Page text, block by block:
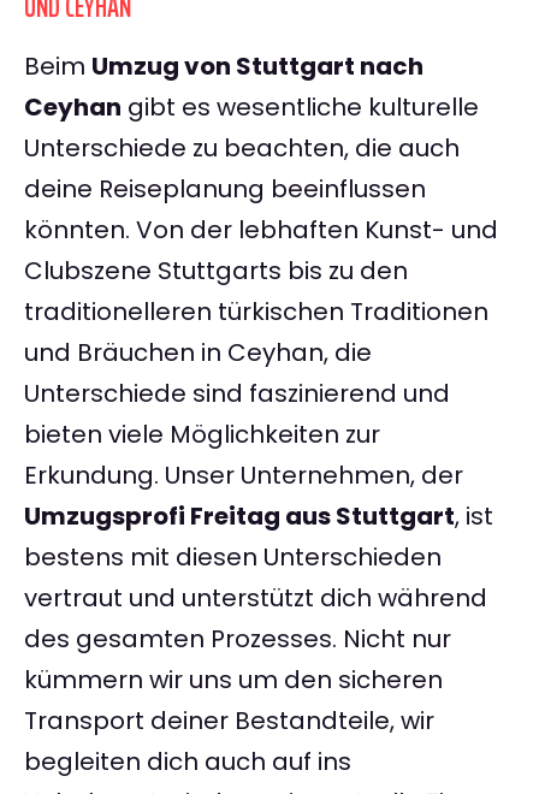
Beim Umzug von Stuttgart nach
Ceyhan gibt es wesentliche kulturelle
Unterschiede zu beachten, die auch
deine Reiseplanung beeinflussen
könnten. Von der lebhaften Kunst- und
Clubszene Stuttgarts bis zu den
traditionelleren türkischen Traditionen
und Bräuchen in Ceyhan, die
Unterschiede sind faszinierend und
bieten viele Möglichkeiten zur
Erkundung. Unser Unternehmen, der
Umzugsprofi Freitag aus Stuttgart, ist
bestens mit diesen Unterschieden
vertraut und unterstützt dich während
des gesamten Prozesses. Nicht nur
kümmern wir uns um den sicheren
Transport deiner Bestandteile, wir
begleiten dich auch auf ins